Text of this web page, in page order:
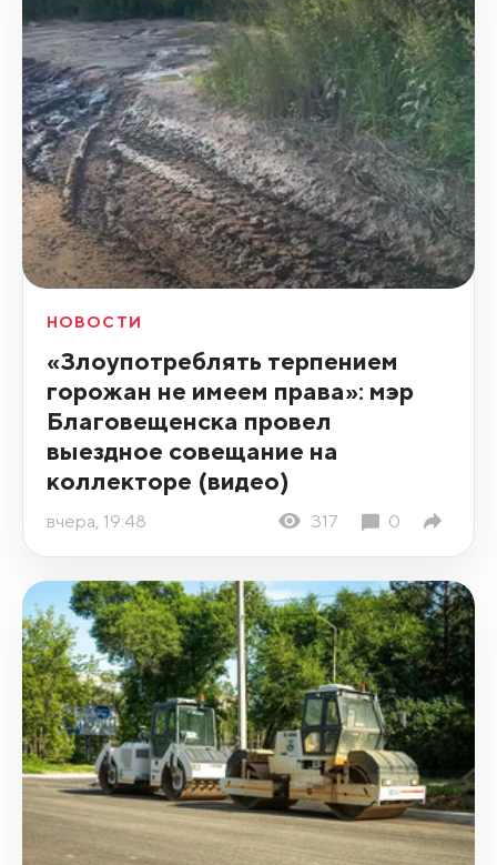
НОВОСТИ
«Злоупотреблять терпением
горожан не имеем права»: мэр
Благовещенска провел
выездное совещание на
коллекторе (видео)
вчера, 19:48 317 0